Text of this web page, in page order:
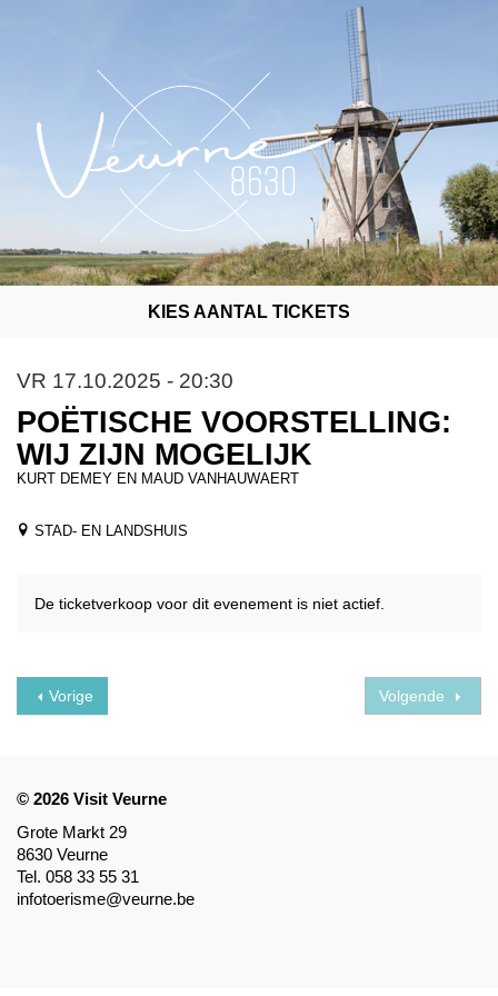
KIES AANTAL TICKETS
VR 17.10.2025 - 20:30
POËTISCHE VOORSTELLING:
WIJ ZIJN MOGELIJK
KURT DEMEY EN MAUD VANHAUWAERT
STAD- EN LANDSHUIS
De ticketverkoop voor dit evenement is niet actief.
Vorige Volgende
© 2026 Visit Veurne
Grote Markt 29
8630 Veurne
Tel. 058 33 55 31
infotoerisme@veurne.be